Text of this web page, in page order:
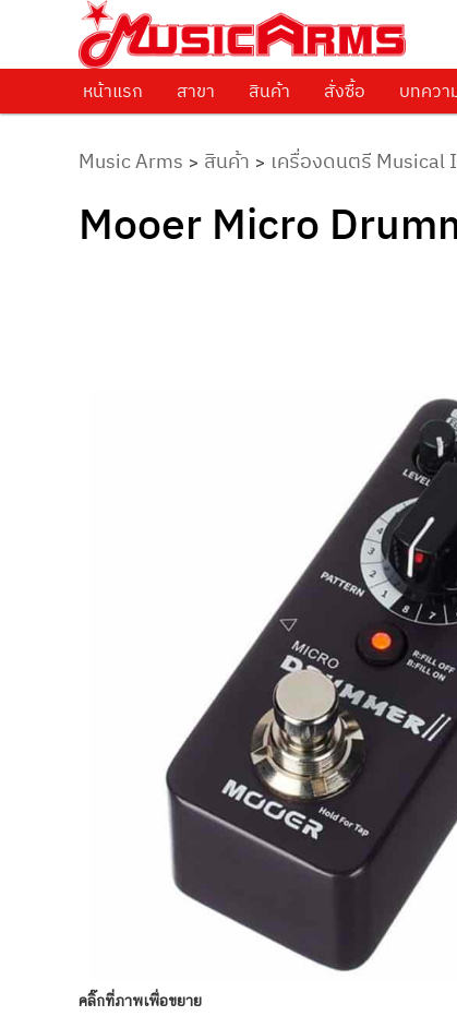
Music Arms
ศูนย์รวมครื่องดนตรีทุกชนิด ตั้งแต่เริ่มต้นถึงมืออาชีพ
Skip to primary content
หน้าแรก สาขา สินค้า สั่งซื้อ บทควา
Music Arms > สินค้า > เครื่องดนตรี Musical
Mooer Micro
คลิ๊กที่ภาพเพื่อขยาย